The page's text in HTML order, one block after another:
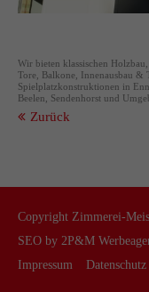
Aenean commodo
Wir bieten klassischen
Tore, Balkone, Innenausbau &
Spielplatzkonstruktionen in
Beelen, Sendenhorst und
Zurück
Copyright Zimmerei-
SEO by 2P&M
Impressum
Datenschutz